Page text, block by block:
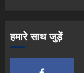
हमारे साथ जुड़ें